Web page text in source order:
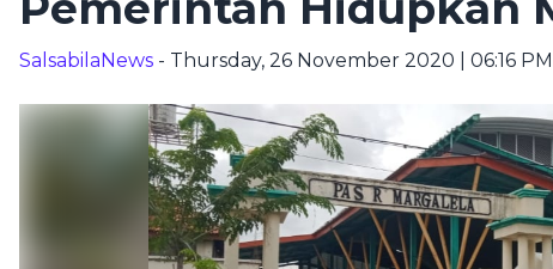
SalsabilaNews - Thursday, 26 November 2020 | 06:16 PM